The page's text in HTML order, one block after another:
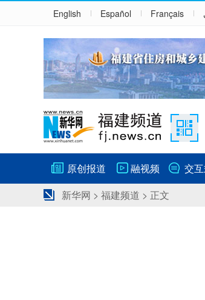
English Español Français
原创报道 融视频 交
新华网 > 福建频道 > 正文